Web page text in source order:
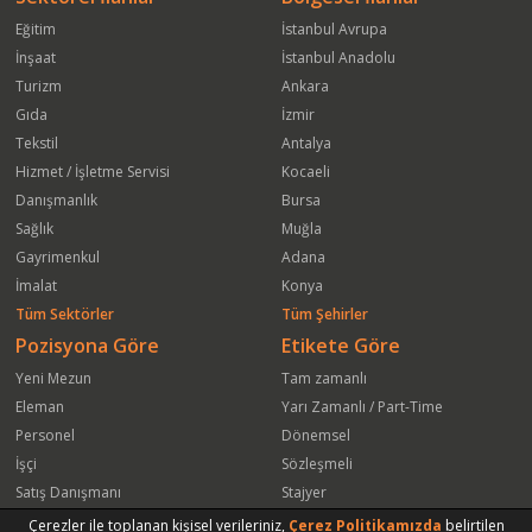
Eğitim
İnşaat
Turizm
Gıda
Tekstil
Hizmet / İşletme Servisi
Danışmanlık
Sağlık
Gayrimenkul
İmalat
Tüm Sektörler
İstanbul Avrupa
İstanbul Anadolu
Ankara
İzmir
Antalya
Kocaeli
Bursa
Muğla
Adana
Konya
Tüm Şehirler
Pozisyona Göre
Yeni Mezun
Eleman
Personel
İşçi
Satış Danışmanı
Öğrenci
Etikete Göre
Tam zamanlı
Yarı Zamanlı / Part-Time
Dönemsel
Sözleşmeli
Stajyer
Freelance
Çerezler ile toplanan kişisel verileriniz, Çerez Politikamızda belirtilen